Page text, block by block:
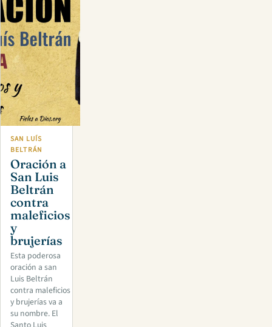
SAN LUÍS
BELTRÁN
Oración a
San Luis
Beltrán
contra
maleficios
y
brujerías
Esta poderosa
oración a san
Luis Beltrán
contra maleficios
y brujerías va a
su nombre. El